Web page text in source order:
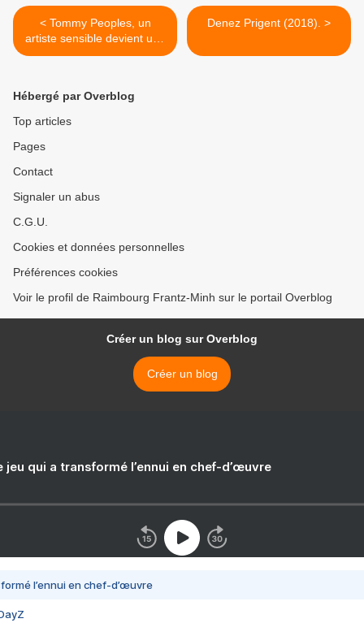
< Tommy Peoples, un
artiste sensible devient une
légende.
Denez Prigent (2018). >
Hébergé par Overblog
Top articles
Pages
Contact
Signaler un abus
C.G.U.
Cookies et données personnelles
Préférences cookies
Voir le profil de Raimbourg Frantz-Minh sur le portail Overblog
Créer un blog sur Overblog
Créer un blog
jeu qui a transformé l’ennui en chef-d’œuvre
l’ennui en chef-d’œuvre